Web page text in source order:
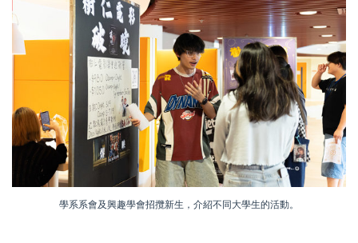
學系系會及興趣學會招攬新生，介紹不同大學生的活動。